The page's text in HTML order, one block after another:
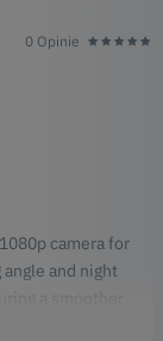
0 Opinie
camera for
and night
a smoother
and easy to use,